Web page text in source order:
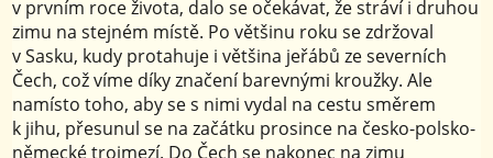
v prvním roce života, dalo se očekávat, že stráví i druhou
zimu na stejném místě. Po většinu roku se zdržoval
v Sasku, kudy protahuje i většina jeřábů ze severních
Čech, což víme díky značení barevnými kroužky. Ale
namísto toho, aby se s nimi vydal na cestu směrem
k jihu, přesunul se na začátku prosince na česko-polsko-
německé trojmezí. Do Čech se nakonec na zimu